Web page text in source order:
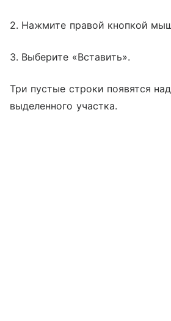
2. Нажмите правой кнопкой
3. Выберите «Вставить».
Три пустые строки появятся
выделенного участка.